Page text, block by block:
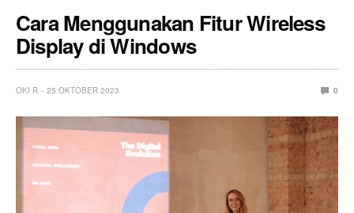
Cara Menggunakan Fitur Wireless
Display di Windows
OKI R 25 OKTOBER 2023 0